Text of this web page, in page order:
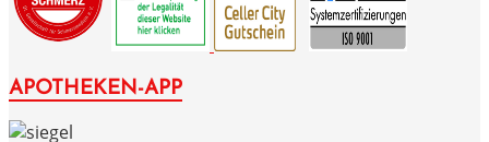
APOTHEKEN-APP